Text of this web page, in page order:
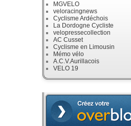
MGVELO
veloracingnews
Cyclisme Ardéchois
La Dordogne Cycliste
velopressecollection
AC Cusset
Cyclisme en Limousin
Mémo vélo
A.C.V.Aurillacois
VELO 19